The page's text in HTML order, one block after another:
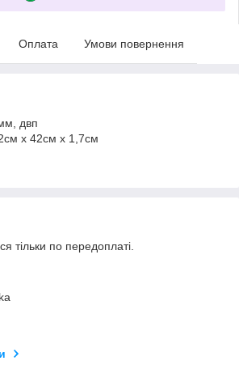
Оплата Умови повернення
двп
х 42см х 1,7см
тільки по передоплаті.